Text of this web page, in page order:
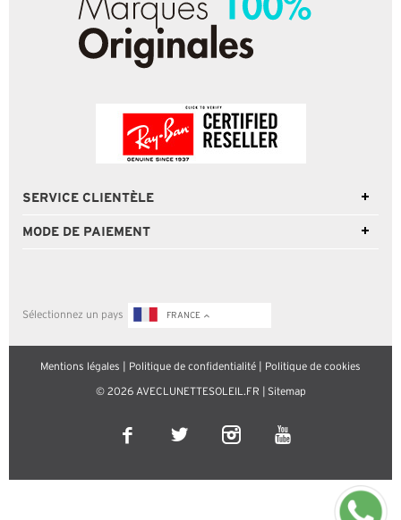
SERVICE CLIENTÈLE
MODE DE PAIEMENT
Sélectionnez un pays FRANCE
Mentions légales Politique de confidentialité Politique de cookies
© 2026 AVECLUNETTESOLEIL.FR | Sitemap